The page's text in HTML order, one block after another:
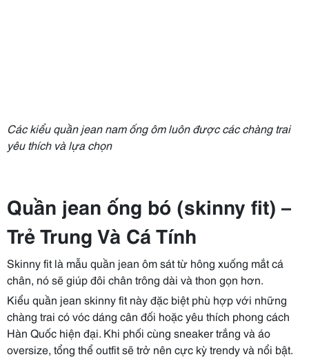
Các kiểu quần jean nam ống ôm luôn được các chàng trai
yêu thích và lựa chọn
Quần jean ống bó (skinny fit) –
Trẻ Trung Và Cá Tính
Skinny fit là mẫu quần jean ôm sát từ hông xuống mắt cá
chân, nó sẽ giúp đôi chân trông dài và thon gọn hơn.
Kiểu quần jean skinny fit này đặc biệt phù hợp với những
chàng trai có vóc dáng cân đối hoặc yêu thích phong cách
Hàn Quốc hiện đại. Khi phối cùng sneaker trắng và áo
oversize, tổng thể outfit sẽ trở nên cực kỳ trendy và nổi bật.